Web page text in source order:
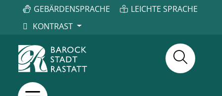
GEBÄRDENSPRACHE
LEICHTE SPRACHE
KONTRAST